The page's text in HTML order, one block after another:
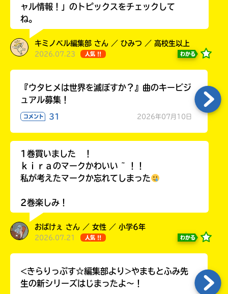
ャル情報！」のトピックスをチェックして
ね。
キミノベル編集部 さん ／ ひみつ ／ 高校生以上
2026.07.23 人気 !! わかる
『ウタヒメは世界を滅ぼすか？』曲のキービジ
ュアル募集！
コメント 31 2026年07月10日
1巻買いました ！
ｋｉｒａのマークかわいい ~ ！！
私が考えたマークか忘れてしまった
2巻楽しみ！
おばけぇ さん ／ 女性 ／ 小学6年
2026.07.21 人気 !! わかる
<きらりっぷす☆編集部より>やまもとふみ先
生の新シリーズはじまったよ～！
い
内
に
エ
あ
で、
も
度
確
て
み
戻
る